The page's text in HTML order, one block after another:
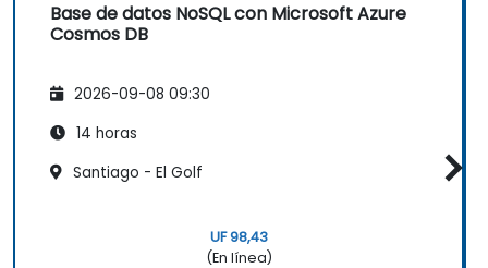
Base de datos NoSQL con Microsoft Azure
Cosmos DB
2026-09-08 09:30
14 horas
Santiago - El Golf
UF 98,43
(En línea)